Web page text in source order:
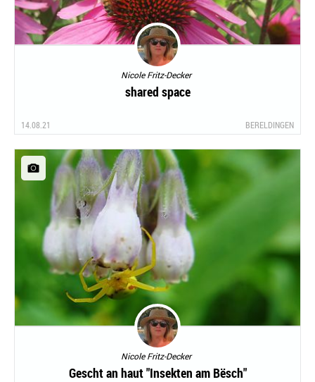
Nicole Fritz-Decker
shared space
14.08.21 BERELDINGEN
Nicole Fritz-Decker
Gescht an haut "Insekten am Bësch"